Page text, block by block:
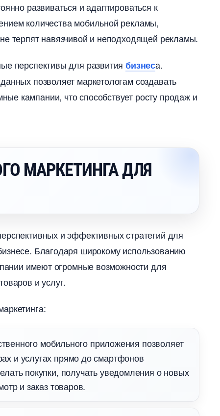
развиваться и адаптироваться к
количества мобильной рекламы,
терпят навязчивой и неподходящей рекламы.
перспективы для развитияизнеса.
позволяет маркетологам создавать
кампании, что способствует росту продаж и
МАРКЕТИНГА ДЛЯ
и эффективных стратегий для
Благодаря широкому использованию
имеют огромные возможности для
и услуг.
мобильного приложения позволяет
и услугах прямо до смартфоно
покупки, получать уведомления о новых
и заказ товаров.